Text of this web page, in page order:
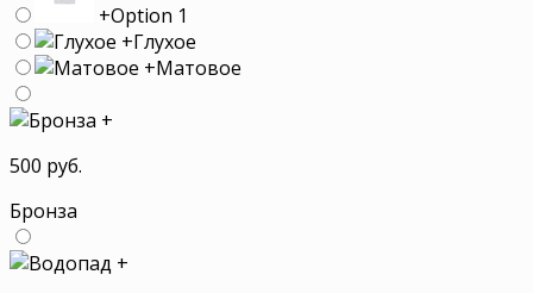
+Option 1
+Глухое
+Матовое
+
500 руб.
Бронза
+